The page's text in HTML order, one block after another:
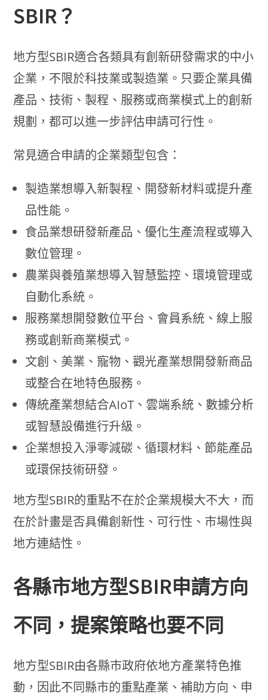
SBIR？
地方型SBIR適合各類具有創新研發需求的中小
企業，不限於科技業或製造業。只要企業具備
產品、技術、製程、服務或商業模式上的創新
規劃，都可以進一步評估申請可行性。
常見適合申請的企業類型包含：
製造業想導入新製程、開發新材料或提升產
品性能。
食品業想研發新產品、優化生產流程或導入
數位管理。
農業與養殖業想導入智慧監控、環境管理或
自動化系統。
服務業想開發數位平台、會員系統、線上服
務或創新商業模式。
文創、美業、寵物、觀光產業想開發新商品
或整合在地特色服務。
傳統產業想結合AIoT、雲端系統、數據分析
或智慧設備進行升級。
企業想投入淨零減碳、循環材料、節能產品
或環保技術研發。
地方型SBIR的重點不在於企業規模大不大，而
在於計畫是否具備創新性、可行性、市場性與
地方連結性。
各縣市地方型SBIR申請方向
不同，提案策略也要不同
地方型SBIR由各縣市政府依地方產業特色推
動，因此不同縣市的重點產業、補助方向、申